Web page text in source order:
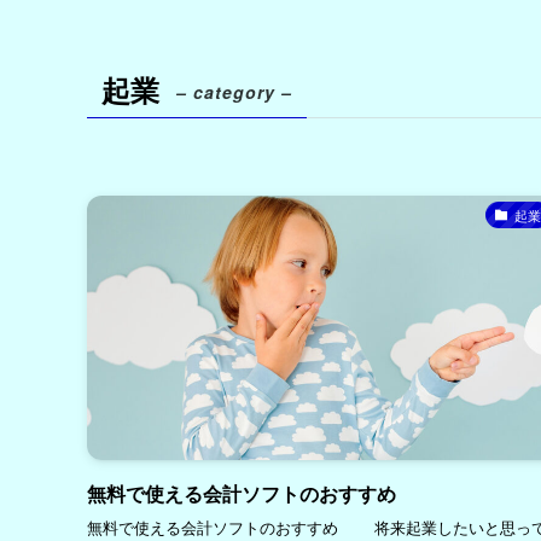
起業 – category –
起業
無料で使える会計ソフトのおすすめ
無料で使える会計ソフトのおすすめ 将来起業したいと思っ